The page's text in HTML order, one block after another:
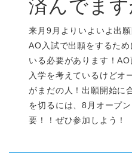
済んでます
来月9月よりいよいよ出
AO入試で出願をするた
いる必要があります！
入学を考えているけどオ
がまだの人！出願開始に
を切るには、8月オープ
要！！ぜひ参加しよう！